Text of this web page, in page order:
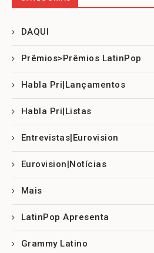
DAQUI
Prêmios>Prêmios LatinPop
Habla Pri|Lançamentos
Habla Pri|Listas
Entrevistas|Eurovision
Eurovision|Notícias
Mais
LatinPop Apresenta
Grammy Latino